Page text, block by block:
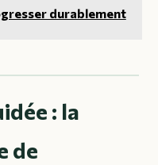
durablement
: la
de